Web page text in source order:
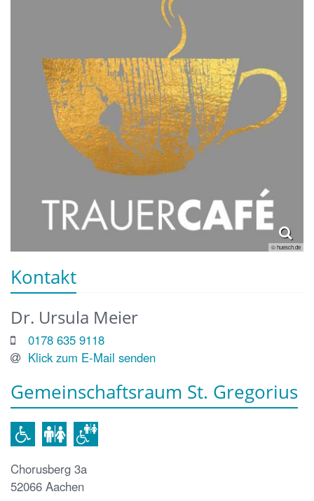
© huesch.de
Kontakt
Dr. Ursula Meier
0178 635 9118
Klick zum E-Mail senden
Gemeinschaftsraum St. Gregorius
Chorusberg 3a
52066 Aachen